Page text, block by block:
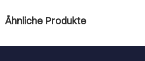
Ähnliche Produkte